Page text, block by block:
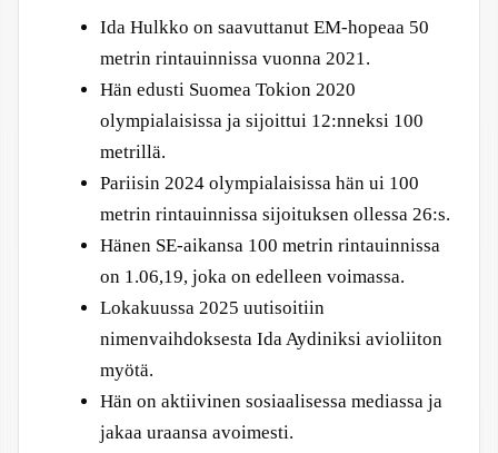
Ida Hulkko on saavuttanut EM-hopeaa 50
metrin rintauinnissa vuonna 2021.
Hän edusti Suomea Tokion 2020
olympialaisissa ja sijoittui 12:nneksi 100
metrillä.
Pariisin 2024 olympialaisissa hän ui 100
metrin rintauinnissa sijoituksen ollessa 26:s.
Hänen SE-aikansa 100 metrin rintauinnissa
on 1.06,19, joka on edelleen voimassa.
Lokakuussa 2025 uutisoitiin
nimenvaihdoksesta Ida Aydiniksi avioliiton
myötä.
Hän on aktiivinen sosiaalisessa mediassa ja
jakaa uraansa avoimesti.